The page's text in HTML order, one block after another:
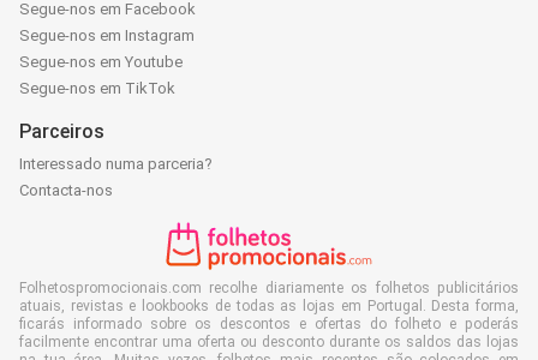
Segue-nos em Facebook
Segue-nos em Instagram
Segue-nos em Youtube
Segue-nos em TikTok
Parceiros
Interessado numa parceria?
Contacta-nos
Folhetospromocionais.com recolhe diariamente os folhetos publicitários
atuais, revistas e lookbooks de todas as lojas em Portugal. Desta forma,
ficarás informado sobre os descontos e ofertas do folheto e poderás
facilmente encontrar uma oferta ou desconto durante os saldos das lojas